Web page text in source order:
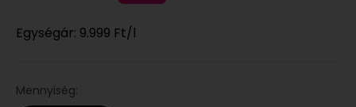
Egységár: 9.999 Ft/l
Mennyiség: